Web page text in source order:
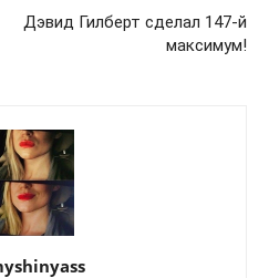
Дэвид Гилберт сделал 147-й
максимум!